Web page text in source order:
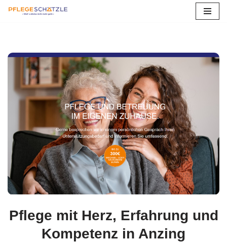
springen
Pflege mit Herz, Erfahrung und
Kompetenz in Anzing